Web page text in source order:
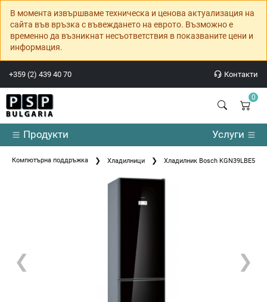
В момента извършваме техническа и ценова актуализация на
сайта във връзка с въвеждането на еврото. Възможно е
временно да възникнат несъответствия в показваните цени и
информация.
+359 (2) 439 40 70 Контакти
0
Продукти Услуги
Компютърна поддръжка Хладилници Хладилник Bosch KGN39LBE5
❮ ❯